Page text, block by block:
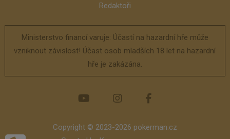
Redaktoři
Ministerstvo financí varuje: Účastí na hazardní hře může
vzniknout závislost! Účast osob mladších 18 let na hazardní
hře je zakázána.
Copyright © 2023-2026 pokerman.cz